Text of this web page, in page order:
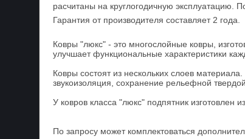
расчитаны на круглогодичную эксплуатацию.
Гарантия от производителя составляет 2 года.
Ковры "люкс" - это многослойные ковры,
улучшает функциональные характеристики
Ковры состоят из нескольких слоев
звукоизоляция, сохранение рельефной
У ковров класса "люкс" подпятник изготовлен
По запросу может комплектоваться